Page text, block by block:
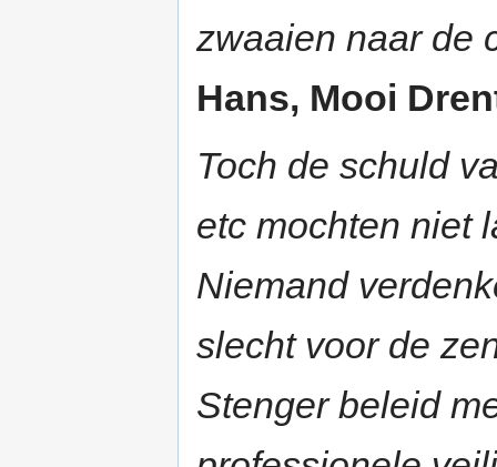
zwaaien naar de
Hans, Mooi
Toch de schuld
etc mochten niet
Niemand
slecht voor de
Stenger beleid